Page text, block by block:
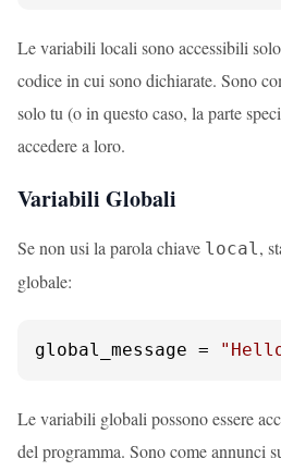
Le variabili locali sono accessibili
codice in cui sono dichiarate. Sono
solo tu (o in questo caso, la parte
accedere a loro.
Variabili Globali
Se non usi la parola chiave local,
globale:
global_message =
Le variabili globali possono essere
del programma. Sono come annunci